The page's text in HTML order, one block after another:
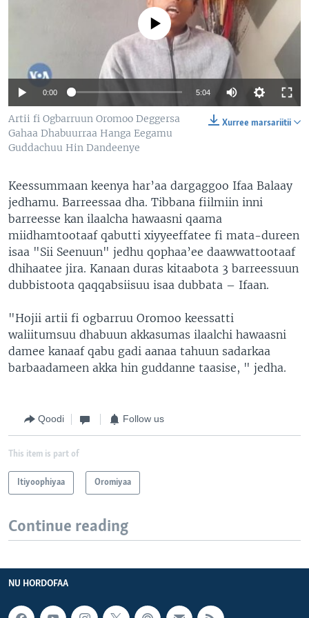
No media source currently available
0:00 5:04
Xurree marsariitii
Artii fi Ogbarruun Oromoo Deggersa
Gahaa Dhabuurraa Hanga Eegamu
Guddachuu Hin Dandeenye
Keessummaan keenya har’aa dargaggoo Ifaa Balaay
jedhamu. Barreessaa dha. Tibbana fiilmiin inni
barreesse kan ilaalcha hawaasni qaama
miidhamtootaaf qabutti xiyyeeffatee fi mata-dureen
isaa "Sii Seenuun" jedhu qophaa’ee daawwattootaaf
dhihaatee jira. Kanaan duras kitaabota 3 barreessuun
dubbistoota qaqqabsiisuu isaa dubbata – Ifaan.
"Hojii artii fi ogbarruu Oromoo keessatti
waliitumsuu dhabuun akkasumas ilaalchi hawaasni
damee kanaaf qabu gadi aanaa tahuun sadarkaa
barbaadameen akka hin guddanne taasise, " jedha.
Qoodi Follow us
This item is part of
Itiyoophiyaa Oromiyaa
Continue reading
NU HORDOFAA